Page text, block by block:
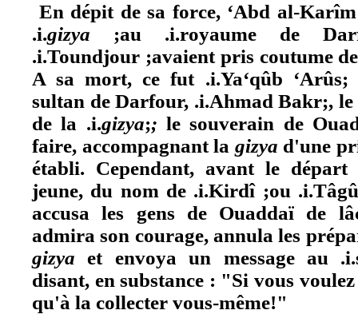
En dépit de sa force, ‘Abd al-
.i.gizya ;au .i.royaume de
.i.Toundjour ;avaient pris coutume
A sa mort, ce fut .i.Ya‘qûb
sultan de Darfour, .i.Ahmad Bakr;, le
de la .i.gizya;; le souverain de
faire, accompagnant la gizya d'une
établi. Cependant, avant le
jeune, du nom de .i.Kirdî ;ou
accusa les gens de Ouaddaï de
admira son courage, annula les
gizyaet envoya un message au
disant, en substance : "Si vous
qu'à la collecter vous-même!"